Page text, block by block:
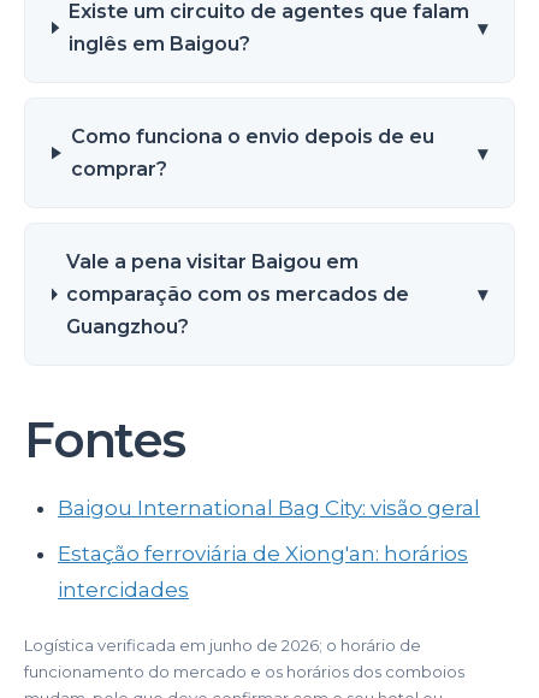
Existe um circuito de agentes que falam
inglês em Baigou?
▾
Como funciona o envio depois de eu
comprar?
▾
Vale a pena visitar Baigou em
comparação com os mercados de
Guangzhou?
▾
Fontes
Baigou International Bag City: visão geral
Estação ferroviária de Xiong'an: horários
intercidades
Logística verificada em junho de 2026; o horário de
funcionamento do mercado e os horários dos comboios